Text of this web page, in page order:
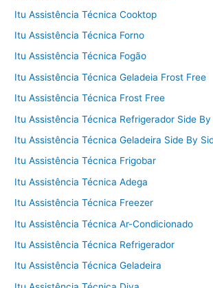
Itu Assistência Técnica Cooktop
Itu Assistência Técnica Forno
Itu Assistência Técnica Fogão
Itu Assistência Técnica Geladeia Frost Free
Itu Assistência Técnica Frost Free
Itu Assistência Técnica Refrigerador Side By
Itu Assistência Técnica Geladeira Side By
Itu Assistência Técnica Frigobar
Itu Assistência Técnica Adega
Itu Assistência Técnica Freezer
Itu Assistência Técnica Ar-Condicionado
Itu Assistência Técnica Refrigerador
Itu Assistência Técnica Geladeira